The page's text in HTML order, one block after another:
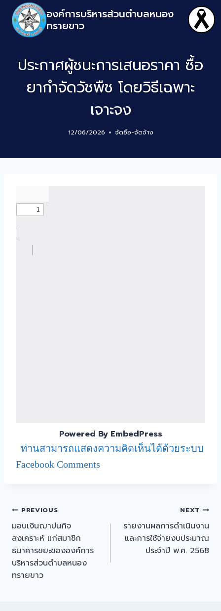
องค์การบริหารส่วนตำบลหนอง
ทรายขาว
ประกาศผู้ชนะการเสนอราคา ซื้อ
ยากำจัดวัชพืช โดยวิธีเฉพาะ
เจาะจง
12/06/2026 จัดซิ้อ-จัดจ้าง
Powered By EmbedPress
ท่านสามารถแสดงความคิดเห็นได้ด้วยระบบ
Facebook Comments
PREVIOUS
มอบเงินฌาปนกิจ
สงเคราะห์ แก่สมาชิก
ธนาคารขยะขององค์การ
บริหารส่วนตำบลหนอง
ทรายขาว
NEXT
รายงานผลการดำเนินงาน
และการใช้จ่ายงบประมาณ
ประจำปี พ.ศ. 2568